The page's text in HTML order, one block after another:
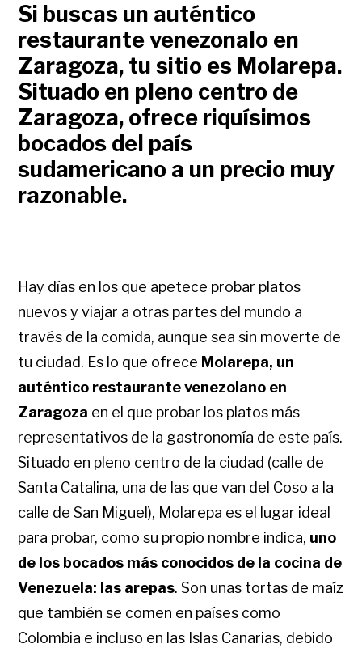
Si buscas un auténtico
restaurante venezonalo en
Zaragoza, tu sitio es Molarepa.
Situado en pleno centro de
Zaragoza, ofrece riquísimos
bocados del país
sudamericano a un precio muy
razonable.
Hay días en los que apetece probar platos
nuevos y viajar a otras partes del mundo a
través de la comida, aunque sea sin moverte de
tu ciudad. Es lo que ofrece Molarepa, un
auténtico restaurante venezolano en
Zaragoza en el que probar los platos más
representativos de la gastronomía de este país.
Situado en pleno centro de la ciudad (calle de
Santa Catalina, una de las que van del Coso a la
calle de San Miguel), Molarepa es el lugar ideal
para probar, como su propio nombre indica, uno
de los bocados más conocidos de la cocina de
Venezuela: las arepas. Son unas tortas de maíz
que también se comen en países como
Colombia e incluso en las Islas Canarias, debido